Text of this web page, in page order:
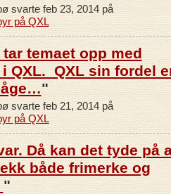
svarte feb 23, 2014 på
på QXL
temaet opp med
QXL. QXL sin fordel
"
svarte feb 21, 2014 på
på QXL
Då kan det tyde på
både frimerke og
"